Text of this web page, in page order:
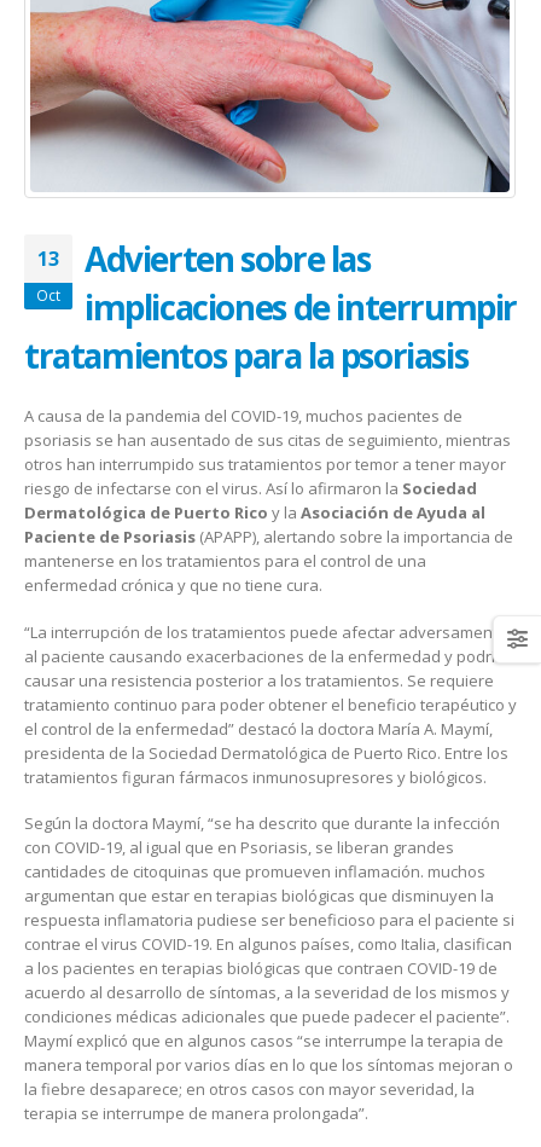
13
Oct
Advierten sobre las
implicaciones de interrumpir
tratamientos para la psoriasis
A causa de la pandemia del COVID-19, muchos pacientes de
psoriasis se han ausentado de sus citas de seguimiento, mientras
otros han interrumpido sus tratamientos por temor a tener mayor
riesgo de infectarse con el virus. Así lo afirmaron la Sociedad
Dermatológica de Puerto Rico y la Asociación de Ayuda al
Paciente de Psoriasis (APAPP), alertando sobre la importancia de
mantenerse en los tratamientos para el control de una
enfermedad crónica y que no tiene cura.
“La interrupción de los tratamientos puede afectar adversamente
al paciente causando exacerbaciones de la enfermedad y podría
causar una resistencia posterior a los tratamientos. Se requiere
tratamiento continuo para poder obtener el beneficio terapéutico y
el control de la enfermedad” destacó la doctora María A. Maymí,
presidenta de la Sociedad Dermatológica de Puerto Rico. Entre los
tratamientos figuran fármacos inmunosupresores y biológicos.
Según la doctora Maymí, “se ha descrito que durante la infección
con COVID-19, al igual que en Psoriasis, se liberan grandes
cantidades de citoquinas que promueven inflamación. muchos
argumentan que estar en terapias biológicas que disminuyen la
respuesta inflamatoria pudiese ser beneficioso para el paciente si
contrae el virus COVID-19. En algunos países, como Italia, clasifican
a los pacientes en terapias biológicas que contraen COVID-19 de
acuerdo al desarrollo de síntomas, a la severidad de los mismos y
condiciones médicas adicionales que puede padecer el paciente”.
Maymí explicó que en algunos casos “se interrumpe la terapia de
manera temporal por varios días en lo que los síntomas mejoran o
la fiebre desaparece; en otros casos con mayor severidad, la
terapia se interrumpe de manera prolongada”.
abrazar la salud oncológica
May 28, 2026